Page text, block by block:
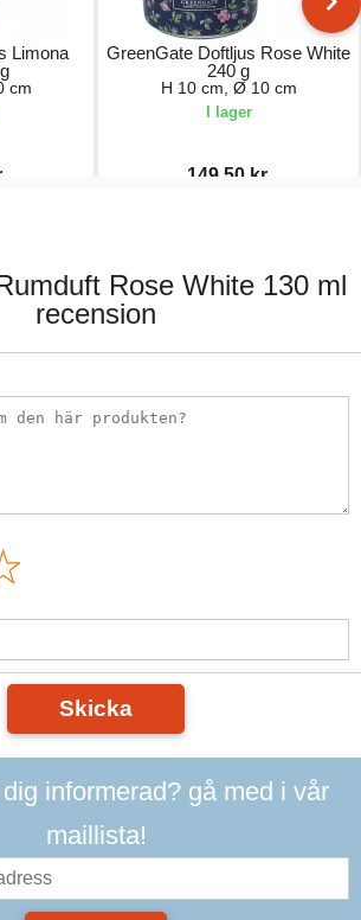
Limona
cm
GreenGate Doftljus Rose White
240 g
H 10 cm, Ø 10 cm
I lager
149,50 kr.
Rose White 130 ml
recension
Skicka
informerad? gå med i vår
maillista!